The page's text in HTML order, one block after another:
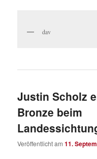
dav
Justin Scholz
Bronze beim
Veröffentlicht am11.